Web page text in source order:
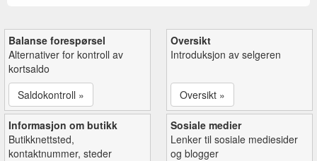
Balanse forespørsel
Alternativer for kontroll av
kortsaldo
Saldokontroll »
Oversikt
Introduksjon av selgeren
Oversikt »
Informasjon om butikk
Butikknettsted,
kontaktnummer, steder
Sosiale medier
Lenker til sosiale mediesider
og blogger